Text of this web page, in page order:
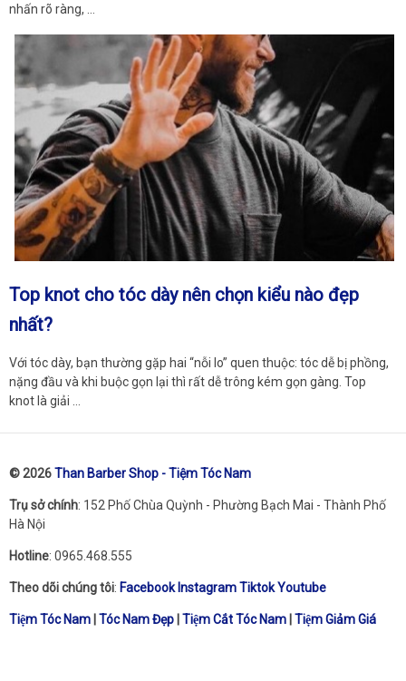
nhấn rõ ràng, …
Top knot cho tóc dày nên chọn kiểu nào đẹp
nhất?
Với tóc dày, bạn thường gặp hai “nỗi lo” quen thuộc: tóc dễ bị phồng,
nặng đầu và khi buộc gọn lại thì rất dễ trông kém gọn gàng. Top
knot là giải …
© 2026Than Barber Shop - Tiệm Tóc Nam
Trụ sở chính: 152 Phố Chùa Quỳnh - Phường Bạch Mai - Thành Phố
Hà Nội
Hotline: 0965.468.555
Theo dõi chúng tôi: Facebook InstagramTiktokYoutube
Tiệm Tóc Nam Tóc Nam Đẹp Tiệm Cắt Tóc Nam Tiệm Giảm Giá